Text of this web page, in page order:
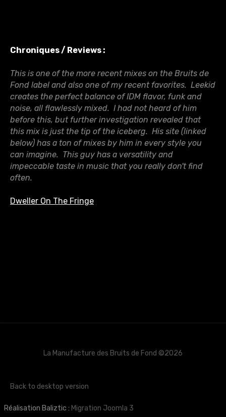
Chroniques / Reviews :
This is one of the more recent mixes on the Bruits de
Fond label and also one of my recent favorites. Leekid
creates the perfect balance of IDM flavor, funk and
noise, all flawlessly mixed. I had not heard of him
before this, but further investigation revealed that
this mix is just the tip of the iceberg. His site (linked
below) has a ton of mixes by him in every style you
can imagine. This guy has a versatility and
impeccable taste in music that you really don't find
often.
Dweller On The Fringe
La Manufacture des Bruits de Fond ©2026
Back to desktop version
Réalisation Baliztic : Migration Joomla 3